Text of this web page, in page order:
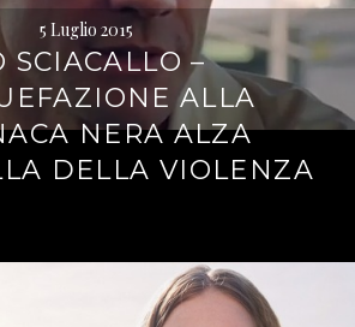
5 Luglio 2015
SCIACALLO –
ALLA
NERA ALZA
DELLA VIOLENZA